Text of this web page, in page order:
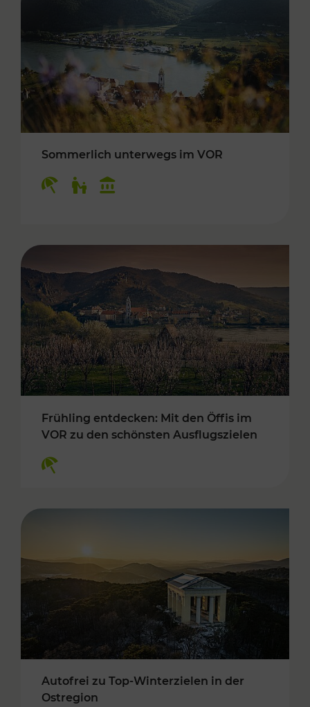
Sommerlich unterwegs im VOR
Frühling entdecken: Mit den Öffis im
VOR zu den schönsten Ausflugszielen
Autofrei zu Top-Winterzielen in der
Ostregion